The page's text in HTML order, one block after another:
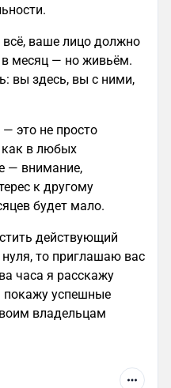
ваше лицо должно
месяц — но живьём.
вы здесь, вы с ними,
это не просто
в любых
— внимание,
к другому
будет мало.
действующий
нуля, то приглашаю вас
часа я расскажу
покажу успешные
владельцам